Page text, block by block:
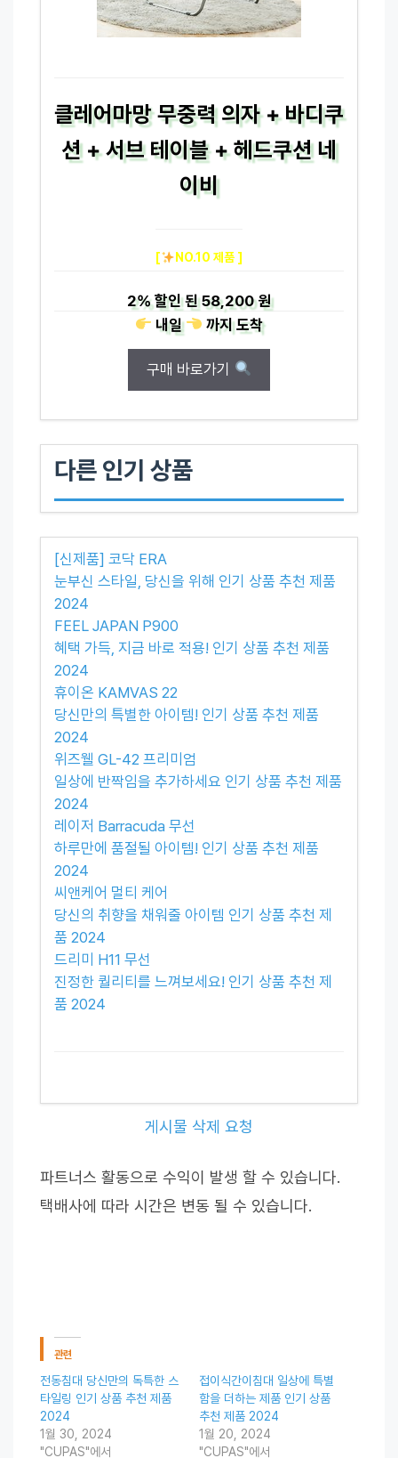
클레어마망 무중력 의자 + 바디쿠
션 + 서브 테이블 + 헤드쿠션 네
이비
[ NO.10 제품 ]
2%할인 된58,200 원
내일
까지도착
구매 바로가기
다른 인기 상품
[신제품] 코닥 ERA
눈부신 스타일, 당신을 위해 인기 상품 추천 제품
2024
FEEL JAPAN P900
혜택 가득, 지금 바로 적용! 인기 상품 추천 제품
2024
휴이온 KAMVAS 22
당신만의 특별한 아이템! 인기 상품 추천 제품
2024
위즈웰 GL-42 프리미엄
일상에 반짝임을 추가하세요 인기 상품 추천 제품
2024
레이저 Barracuda 무선
하루만에 품절될 아이템! 인기 상품 추천 제품
2024
씨앤케어 멀티 케어
당신의 취향을 채워줄 아이템 인기 상품 추천 제
품 2024
드리미 H11 무선
진정한 퀄리티를 느껴보세요! 인기 상품 추천 제
품 2024
게시물 삭제 요청
파트너스 활동으로 수익이 발생 할 수 있습니다.
택배사에 따라 시간은 변동 될 수 있습니다.
관련
전동침대 당신만의 독특한 스
타일링 인기 상품 추천 제품
2024
1월 30, 2024
"CUPAS"에서
접이식간이침대 일상에 특별
함을 더하는 제품 인기 상품
추천 제품 2024
1월 20, 2024
"CUPAS"에서